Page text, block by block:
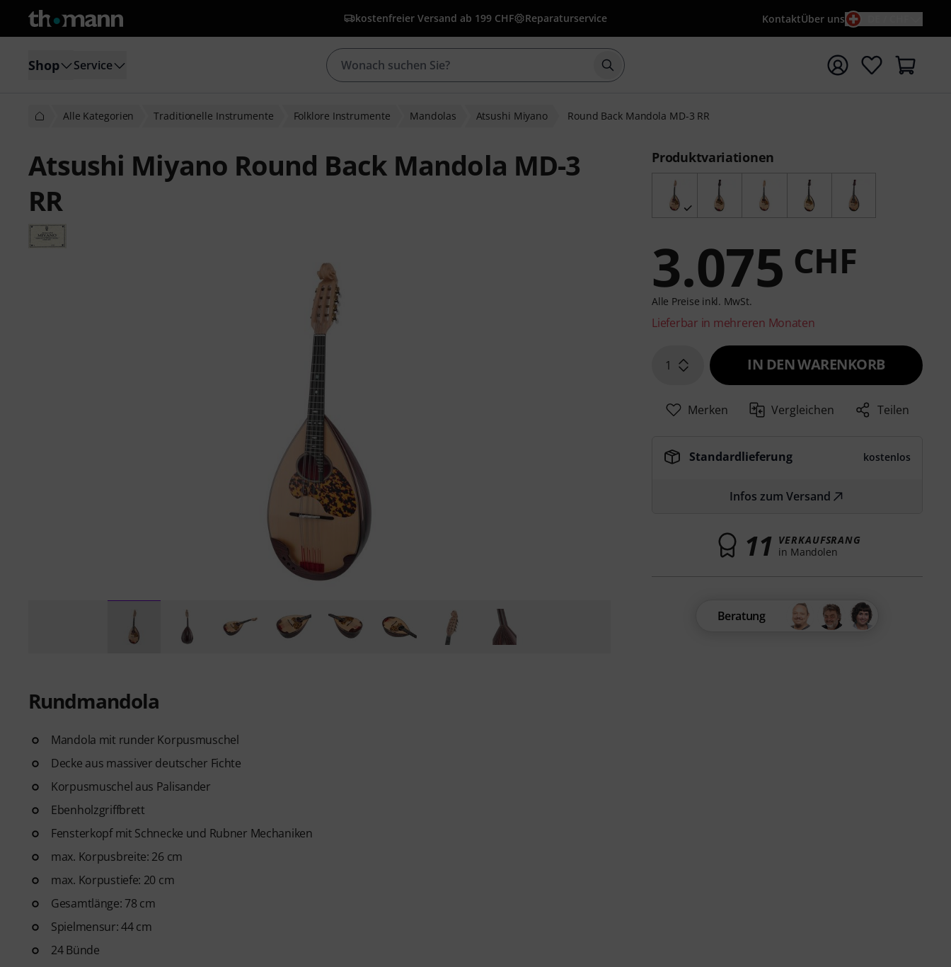
kostenfreier Versand ab 199 CHF Reparaturservice KontaktÜber uns
Shop Service Suche mit Suchwort {searchTerm} starten
Alle Kategorien Traditionelle Instrumente Folklore Instrumente Mandolas Atsushi Miyano Round Back Mandola MD-3 RR
Atsushi Miyano Round Back Mandola MD-3
RR
Rundmandola
Mandola mit runder Korpusmuschel
Decke aus massiver deutscher Fichte
Korpusmuschel aus Palisander
Ebenholzgriffbrett
Fensterkopf mit Schnecke und Rubner Mechaniken
max. Korpusbreite: 26 cm
max. Korpustiefe: 20 cm
Gesamtlänge: 78 cm
Spielmensur: 44 cm
24 Bünde
Produktvariationen
3.075 CHF
Alle Preise inkl. MwSt.
Lieferbar in mehreren Monaten
1 IN DEN WARENKORB
Merken Vergleichen Teilen
Standardlieferung kostenlos
Infos zum Versand
11 VERKAUFSRANG
in Mandolen
Beratung